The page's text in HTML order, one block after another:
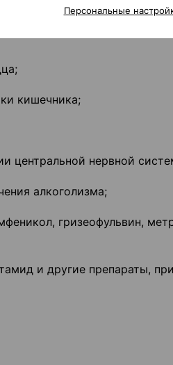
- препараты для
кишечника;
центральной нервной
алкоголизма;
гризеофульвин,
и другие препараты,
Персональные